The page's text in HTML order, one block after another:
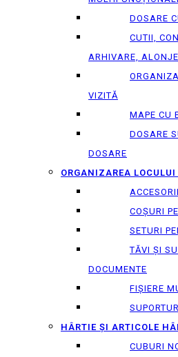
DOSARE
CUTII,
ARHIVARE, ALONJE
VIZITĂ
MAPE CU
DOSARE
DOSARE
ORGANIZAREA
COȘURI
SETURI
TĂVI ȘI
DOCUMENTE
FIȘIERE
HÂRTIE ȘI ARTICOLE
CUBURI